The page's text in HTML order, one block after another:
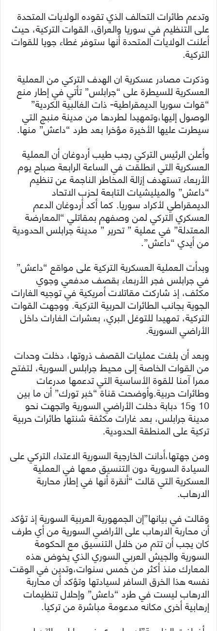
وتدعم طائرات التحالف الذي تقوده الولايات المتحدة
على التنظيم في سوريا والعراق، القوات التركية، حيث
أعلنت الولايات المتحدة أنها ستوفر غطاء جويا للقوات
التركية.
وذكرت مصادر عسكرية ان الهدف التركي من العملية
العسكرية للسيطرة على “جرابلس” تأتي في إطار منع
“قوات سوريا الديمقراطية- ذات الغالبية الكردية”
الوصول إليها،وتمهيدا لطردها من مدينة منبج التي
سيطرت عليها الأخيرة مؤخرا بعد طرد “داعش” منها.
وأعلن الرئيس التركي رجب طيب أردوغان أن العملية
العسكرية التي انطلقت في الساعة الرابعة صباح يوم
الأربعاء تستهدف إزالة المخاطر الناجمة عن تنظيم
“داعش” والميليشيات التابعة لحزب الاتحاد
الديمقراطي لأكراد سوريا. كما أكد أردوغان الدعم
العسكري التركي لمن وصفهم بمقاتلي “المعارضة
المعتدلة” في عملية ” تحرير ” مدينة جرابلس الحدودية
من أيدي “داعش”.
وبدأت العملية العسكرية التركية على مواقع “داعش”
في جرابلس فجر الأربعاء بقصف مدفعي وجوي
مكثف، إذ شاركت مقاتلات أمريكية في توجيه الغارات
الجوية بجانب الطائرات الحربية التركية. ووجهت القوات
التركية، تمهيدا للتوغل البري، بعشرات الغارات داخل
الأراضي السورية.
وبعد أن بلغت عمليات القصف ذروتها، دخلت وحدات
من القوات الخاصة إلى محيط جرابلس السورية، لتفتح
ممرا آمنا للقوة الأساسية التي تدعمها مدرعات
وطائرات حربية.وأوضحت قناة “خبر تورك” أن ما بين
10 و15 دبابة دخلت الأراضي السورية واتجهت نحو
مدينة جرابلس، بعد غارات مكثفة شنتها طائرات حربية
تركية على المنطقة الحدودية.
ومن جهتها،أدانت الخارجية السورية الاعتداء التركي على
السيادة السورية دون التنسيق معها في العملية
العسكرية التي قالت “أنقرة أنها في إطار محاربة
الارهاب.
وقالت في بيانها”إن الجمهورية العربية السورية إذ تؤكد
أن محاربة الارهاب على الأراضي السورية من أي طرف
كان يجب أن تتم من خلال التنسيق مع الحكومة
السورية والجيش العربي السوري الذي يخوض هذه
المعارك منذ أكثر من خمس سنوات،وتدين في الوقت
نفسه هذا الخرق السافر لسيادتها وتؤكد أن محاربة
الارهاب ليست في طرد “داعش” وإحلال تنظيمات
إرهابية أخرى مكانه مدعومة مباشرة من تركيا.